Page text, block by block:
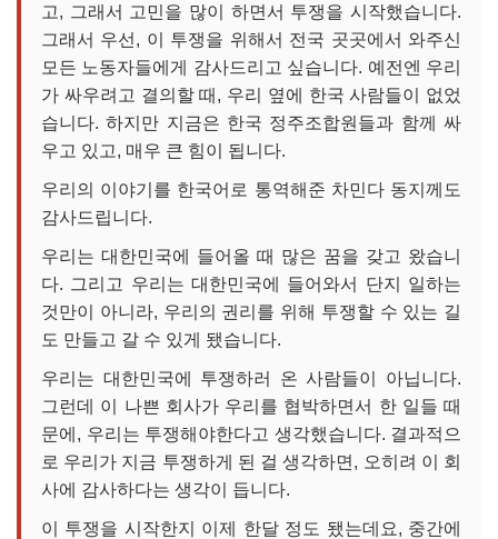
고, 그래서 고민을 많이 하면서 투쟁을 시작했습니다.
그래서 우선, 이 투쟁을 위해서 전국 곳곳에서 와주신
모든 노동자들에게 감사드리고 싶습니다. 예전엔 우리
가 싸우려고 결의할 때, 우리 옆에 한국 사람들이 없었
습니다. 하지만 지금은 한국 정주조합원들과 함께 싸
우고 있고, 매우 큰 힘이 됩니다.
우리의 이야기를 한국어로 통역해준 차민다 동지께도
감사드립니다.
우리는 대한민국에 들어올 때 많은 꿈을 갖고 왔습니
다. 그리고 우리는 대한민국에 들어와서 단지 일하는
것만이 아니라, 우리의 권리를 위해 투쟁할 수 있는 길
도 만들고 갈 수 있게 됐습니다.
우리는 대한민국에 투쟁하러 온 사람들이 아닙니다.
그런데 이 나쁜 회사가 우리를 협박하면서 한 일들 때
문에, 우리는 투쟁해야한다고 생각했습니다. 결과적으
로 우리가 지금 투쟁하게 된 걸 생각하면, 오히려 이 회
사에 감사하다는 생각이 듭니다.
이 투쟁을 시작한지 이제 한달 정도 됐는데요, 중간에